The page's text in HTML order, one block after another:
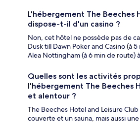
L'hébergement The Beeches
dispose-t-il d'un casino ?
Non, cet hôtel ne possède pas de
Dusk till Dawn Poker and Casino (à
Alea Nottingham (à 6 min de route)
Quelles sont les activités
l'hébergement The Beeches
et alentour ?
The Beeches Hotel and Leisure
couverte et un sauna, mais aussi